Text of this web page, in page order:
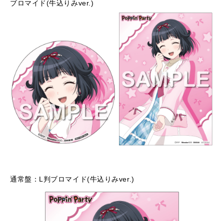
ブロマイド(牛込りみver.)
通常盤：L判ブロマイド(牛込りみver.)